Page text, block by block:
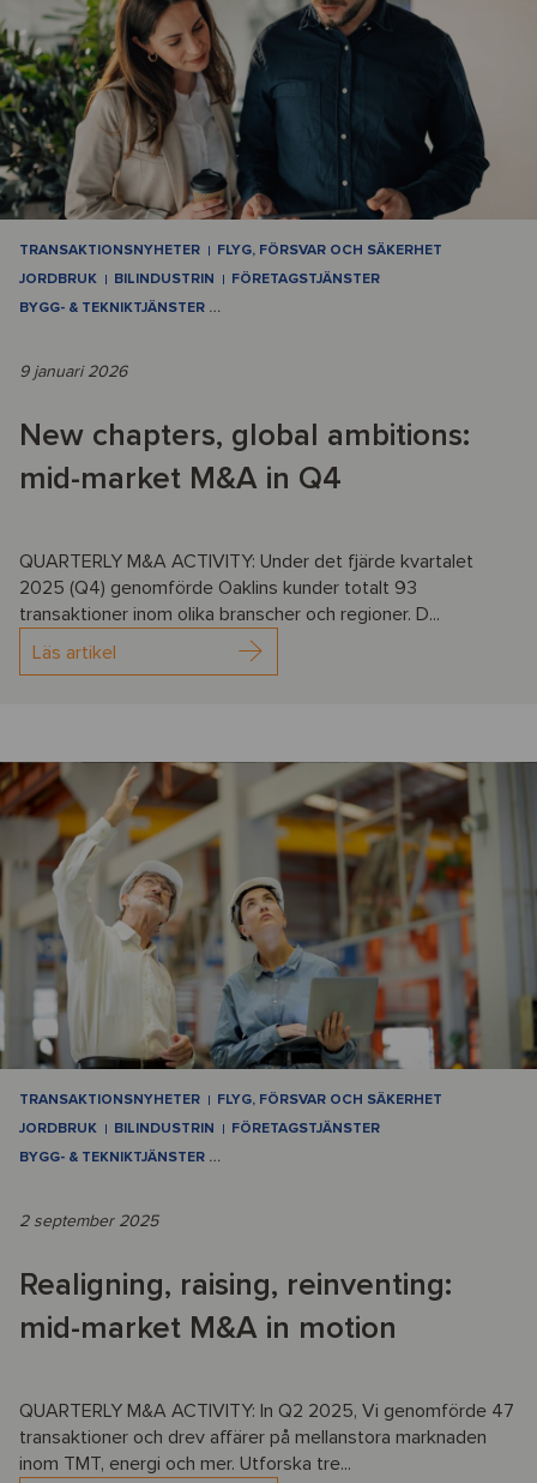
TRANSAKTIONSNYHETER
FLYG, FÖRSVAR OCH SÄKERHET
JORDBRUK
BILINDUSTRIN
FÖRETAGSTJÄNSTER
BYGG- & TEKNIKTJÄNSTER …
9 januari 2026
New chapters, global ambitions:
mid-market M&A in Q4
QUARTERLY M&A ACTIVITY: Under det fjärde kvartalet
2025 (Q4) genomförde Oaklins kunder totalt 93
transaktioner inom olika branscher och regioner. D...
Läs artikel
TRANSAKTIONSNYHETER
FLYG, FÖRSVAR OCH SÄKERHET
JORDBRUK
BILINDUSTRIN
FÖRETAGSTJÄNSTER
BYGG- & TEKNIKTJÄNSTER …
2 september 2025
Realigning, raising, reinventing:
mid-market M&A in motion
QUARTERLY M&A ACTIVITY: In Q2 2025, Vi genomförde 47
transaktioner och drev affärer på mellanstora marknaden
inom TMT, energi och mer. Utforska tre...